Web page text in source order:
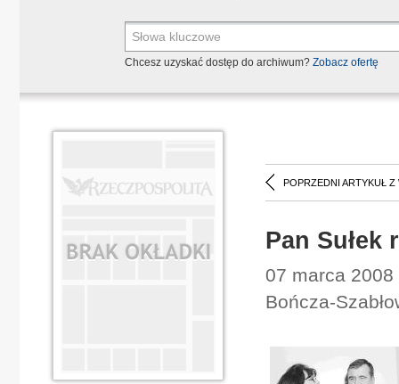
Chcesz uzyskać dostęp do archiwum? Zobacz ofertę
POPRZEDNI ARTYKUŁ Z
Pan Sułek
07 marca
Bończa-